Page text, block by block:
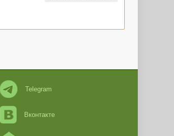
Telegram
Вконтакте